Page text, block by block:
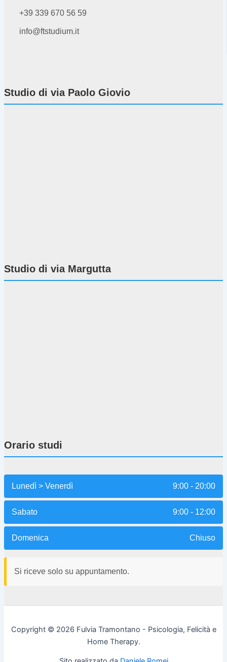
+39 339 670 56 59
info@ftstudium.it
Studio di via Paolo Giovio
Studio di via Margutta
Orario studi
Lunedì > Venerdì 9:00 - 20:00
Sabato 9:00 - 12:00
Domenica Chiuso
Si riceve solo su appuntamento.
Copyright © 2026 Fulvia Tramontano - Psicologia, Felicità e
Home Therapy.